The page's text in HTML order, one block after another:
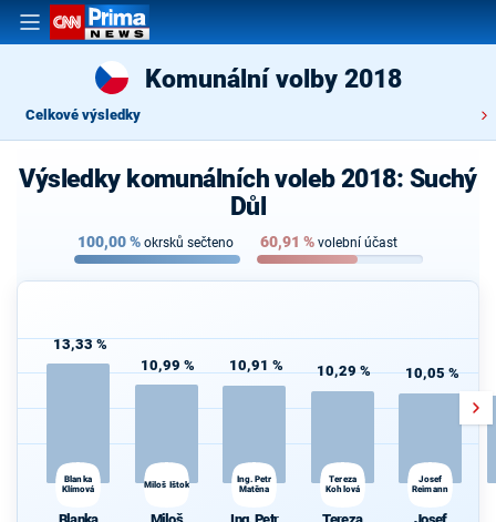
Komunální volby 2018
Celkové výsledky
Výsledky komunálních voleb 2018: Suchý
Důl
100,00% okrsků sečteno 60,91 % volební účast
13,33 %
Blanka
Klímová
10,99 %
Miloš Ištok
10,91 %
Ing. Petr
Matěna
10,29 %
Tereza
Kohlová
10,05 %
Josef
Reimann